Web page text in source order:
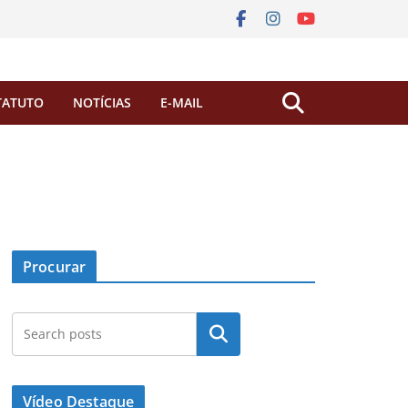
NOTÍCIAS E-MAIL
Procurar
Pesquisar
Vídeo Destaque